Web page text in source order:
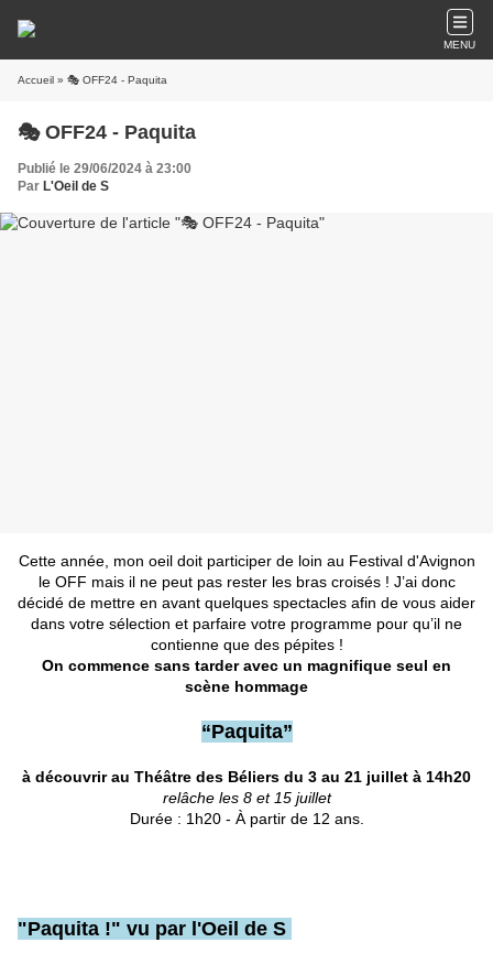
MENU
Accueil » 🎭 OFF24 - Paquita
🎭 OFF24 - Paquita
Publié le 29/06/2024 à 23:00
Par L'Oeil de S
Cette année, mon oeil doit participer de loin au Festival d'Avignon
le OFF mais il ne peut pas rester les bras croisés ! J’ai donc
décidé de mettre en avant quelques spectacles afin de vous aider
dans votre sélection et parfaire votre programme pour qu’il ne
contienne que des pépites !
On commence sans tarder avec un magnifique seul en
scène hommage
“Paquita”
à découvrir au Théâtre des Béliers du 3 au 21 juillet à 14h20
relâche les 8 et 15 juillet
Durée : 1h20 - À partir de 12 ans.
"Paquita !" vu par l'Oeil de S